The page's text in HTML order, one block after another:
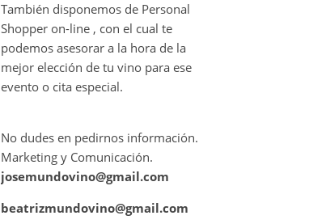
También disponemos de Personal
Shopper on-line , con el cual te
podemos asesorar a la hora de la
mejor elección de tu vino para ese
evento o cita especial.
No dudes en pedirnos información.
Marketing y Comunicación.
josemundovino@gmail.com
beatrizmundovino@gmail.com